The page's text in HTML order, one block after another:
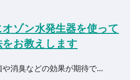
ゾン水発生器を使って
お教えします
や消臭などの効果が期待で…